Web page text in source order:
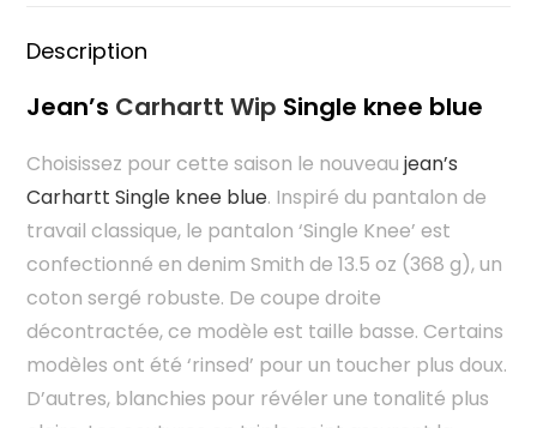
Description
Jean’s Carhartt Wip Single knee blue
Choisissez pour cette saison le nouveaujean’s
Carhartt Single knee blue. Inspiré du pantalon de
travail classique, le pantalon ‘Single Knee’ est
confectionné en denim Smith de 13.5 oz (368 g), un
coton sergé robuste. De coupe droite
décontractée, ce modèle est taille basse. Certains
modèles ont été ‘rinsed’ pour un toucher plus doux.
D’autres, blanchies pour révéler une tonalité plus